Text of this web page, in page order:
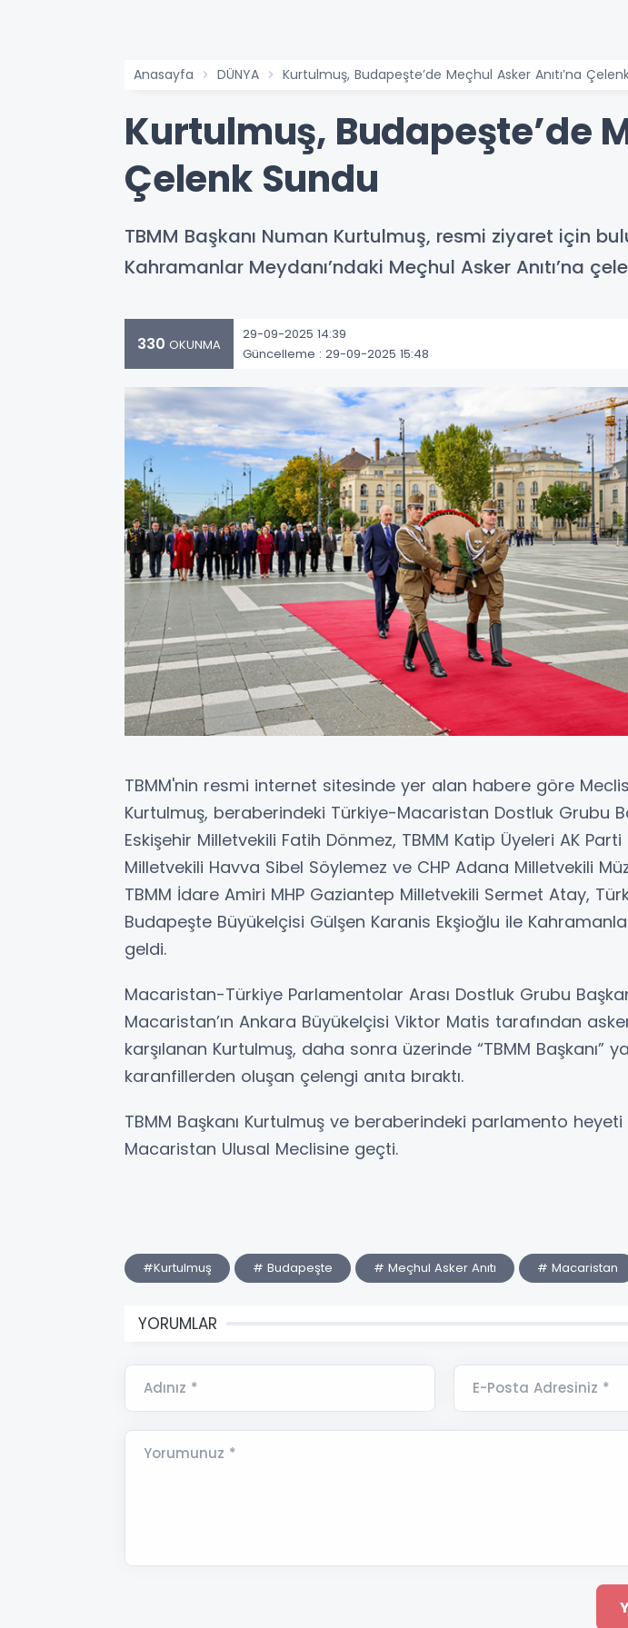
Anasayfa DÜNYA Kurtulmuş, Budapeşte’de Meçhul Asker Anıtı’na
Kurtulmuş, Budapeşte’de
Çelenk Sundu
TBMM Başkanı Numan Kurtulmuş, resmi ziyaret için
Kahramanlar Meydanı’ndaki Meçhul Asker Anıtı’na
330 OKUNMA
29-09-2025 14:39
Güncelleme : 29-09-2025 15:48
TBMM'nin resmi internet sitesinde yer alan habere göre
Kurtulmuş, beraberindeki Türkiye-Macaristan Dostluk Grubu
Eskişehir Milletvekili Fatih Dönmez, TBMM Katip Üyeleri AK Parti
Milletvekili Havva Sibel Söylemez ve CHP Adana Milletvekili
TBMM İdare Amiri MHP Gaziantep Milletvekili Sermet Atay,
Budapeşte Büyükelçisi Gülşen Karanis Ekşioğlu ile
geldi.
Macaristan-Türkiye Parlamentolar Arası Dostluk Grubu
Macaristan’ın Ankara Büyükelçisi Viktor Matis tarafından
karşılanan Kurtulmuş, daha sonra üzerinde “TBMM Başkanı”
karanfillerden oluşan çelengi anıta bıraktı.
TBMM Başkanı Kurtulmuş ve beraberindeki parlamento
Macaristan Ulusal Meclisine geçti.
#Kurtulmuş # Budapeşte # Meçhul Asker Anıtı # Macaristan
YORUMLAR
Adınız * E-Posta Adresiniz *
Yorumunuz *